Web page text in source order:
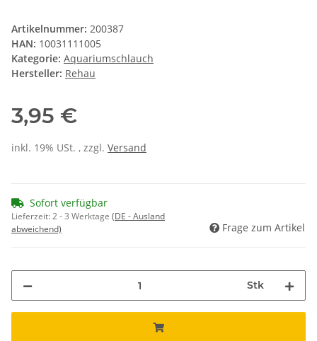
Artikelnummer: 200387
HAN: 10031111005
Kategorie: Aquariumschlauch
Hersteller: Rehau
3,95 €
inkl. 19% USt. , zzgl. Versand
Sofort verfügbar
Lieferzeit:2 - 3 Werktage (DE - Ausland
abweichend)
Frage zum Artikel
Stk